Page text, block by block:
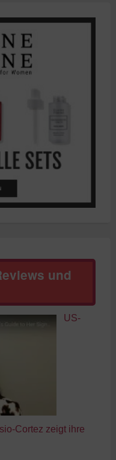
und
US-
Cortez zeigt ihre